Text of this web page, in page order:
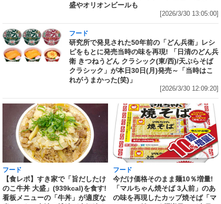
盛やオリオンビールも
[2026/3/30 13:05:00]
フード
研究所で発見された50年前の「どん兵衛」レシ
ピをもとに発売当時の味を再現! 「日清のどん兵
衛 きつねうどん クラシック(東/西)/天ぷらそば
クラシック」が本日30日(月)発売～「当時はこ
れがうまかった(笑)」
[2026/3/30 12:09:20]
フード
【食レポ】すき家で「旨だしたけ
のこ牛丼 大盛」(939kcal)を食す!
看板メニューの「牛丼」が適度な
フード
今だけ価格そのまま麺10％増量!
「マルちゃん焼そば 3人前」のあ
の味を再現したカップ焼そば「マ